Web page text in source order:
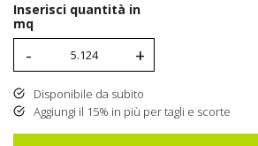
Inserisci quantità in
mq
- +
Disponibile da subito
Aggiungi il 15% in più per tagli e scorte